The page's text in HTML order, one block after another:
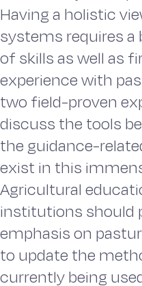
Having a holistic
systems requires a
of skills as well as
experience with
two field-proven
discuss the tools
the guidance-
exist in this
Agricultural
institutions should
emphasis on
to update the
currently being